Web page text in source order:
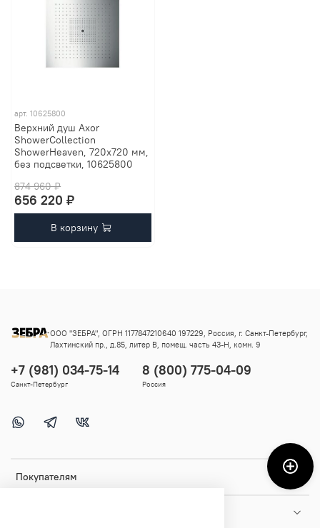
арт.10625800
Верхний душ Axor
ShowerCollection
ShowerHeaven, 720х720 мм,
без подсветки, 10625800
874 960 ₽
656 220 ₽
В корзину
Покупателям
+7 (981) 034-75-14
Санкт-Петербург
8 (800) 775-04-09
Россия
ООО "ЗЕБРА", ОГРН 1177847210640 197229, Россия, г. Санкт-Петербург,
Лахтинский пр., д.85, литер В, помещ. часть 43-Н, комн. 9